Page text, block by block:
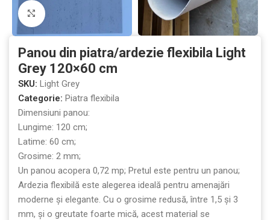
Mărește imaginea
Panou din piatra/ardezie flexibila Light
Grey 120×60 cm
SKU: Light Grey
Categorie: Piatra flexibila
Dimensiuni panou:
Lungime: 120 cm;
Latime: 60 cm;
Grosime: 2 mm;
Un panou acopera 0,72 mp; Pretul este pentru un panou;
Ardezia flexibilă este alegerea ideală pentru amenajări
moderne și elegante. Cu o grosime redusă, între 1,5 și 3
mm, și o greutate foarte mică, acest material se